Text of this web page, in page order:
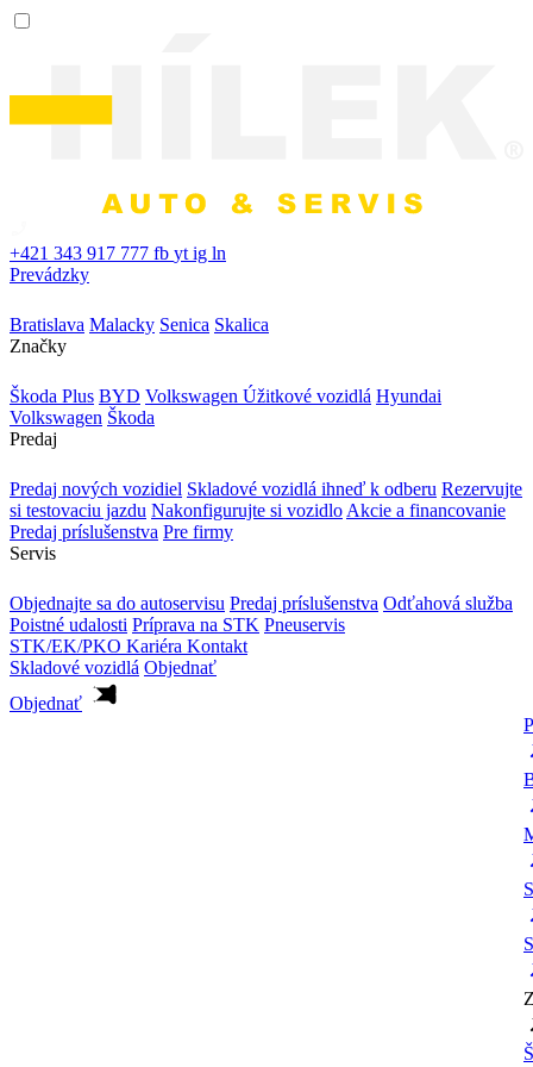
+421 343 917 777 fb yt ig ln
Prevádzky
Bratislava Malacky Senica Skalica
Značky
Škoda Plus BYD Volkswagen Úžitkové vozidlá Hyundai
Volkswagen Škoda
Predaj
Predaj nových vozidiel Skladové vozidlá ihneď k odberu Rezervujte
si testovaciu jazdu Nakonfigurujte si vozidlo Akcie a financovanie
Predaj príslušenstva Pre firmy
Servis
Objednajte sa do autoservisu Predaj príslušenstva Odťahová služba
Poistné udalosti Príprava na STK Pneuservis
STK/EK/PKO Kariéra Kontakt
Skladové vozidlá Objednať
Objednať